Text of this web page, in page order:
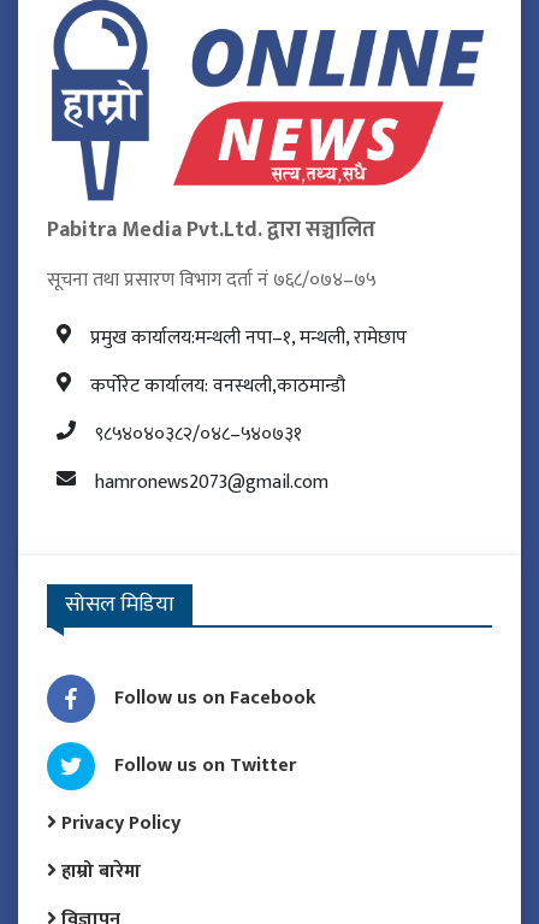
Pabitra Media Pvt.Ltd. द्वारा सञ्चालित
सूचना तथा प्रसारण विभाग दर्ता नं ७६८/०७४–७५
प्रमुख कार्यालय:मन्थली नपा–१, मन्थली, रामेछाप
कर्पोरेट कार्यालय: वनस्थली,काठमान्डौ
९८५४०४०३८२/०४८–५४०७३१
hamronews2073@gmail.com
सोसल मिडिया
Follow us on Facebook
Follow us on Twitter
Privacy Policy
हाम्रो बारेमा